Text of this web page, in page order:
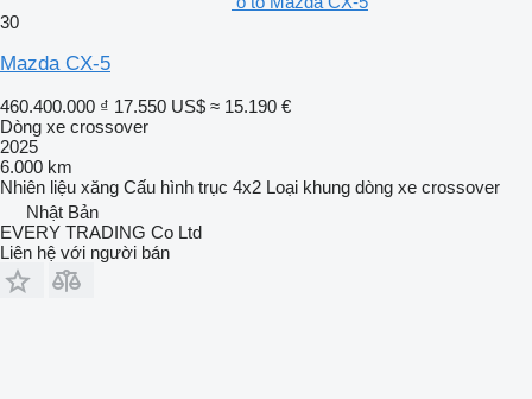
30
Mazda CX-5
460.400.000 ₫ 17.550 US$ ≈ 15.190 €
Dòng xe crossover
2025
6.000 km
Nhiên liệu xăng Cấu hình trục 4x2 Loại khung dòng xe crossover
Nhật Bản
EVERY TRADING Co Ltd
Liên hệ với người bán